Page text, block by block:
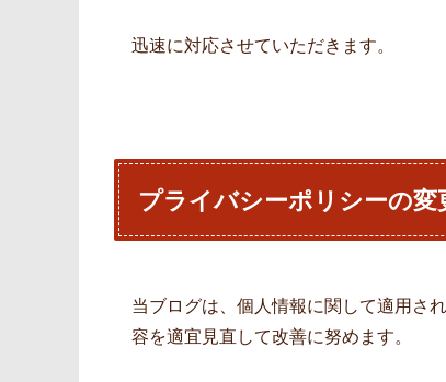
迅速に対応させていただきます。
プライバシーポリシーの変
当ブログは、個人情報に関して適用さ
容を適宜見直して改善に努めます。